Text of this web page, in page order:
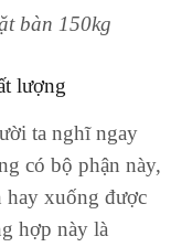
bàn 150kg
lượng
ta nghĩ ngay
có bộ phận này,
hay xuống được
hợp này là